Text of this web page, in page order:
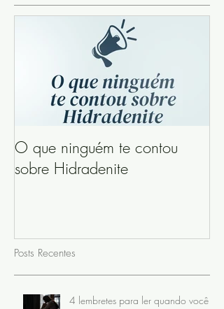
O que ninguém te contou
sobre Hidradenite
Posts Recentes
4 lembretes para ler quando você